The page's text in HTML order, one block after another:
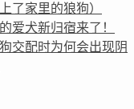
了家里的狼狗）
爱犬新归宿来了！
交配时为何会出现阴